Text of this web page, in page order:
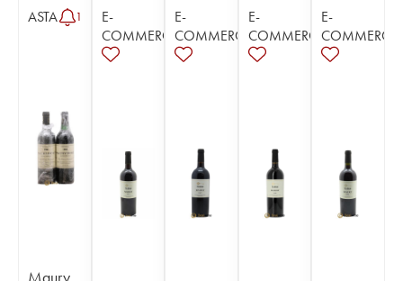
ASTA 1
Maury
E-
COMMERCE
E-
COMMERCE
E-
COMMERCE
E-
COMMERCE